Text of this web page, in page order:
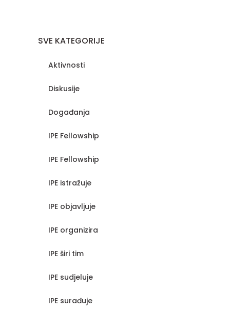
SVE KATEGORIJE
Aktivnosti
Diskusije
Događanja
IPE Fellowship
IPE Fellowship
IPE istražuje
IPE objavljuje
IPE organizira
IPE širi tim
IPE sudjeluje
IPE surađuje